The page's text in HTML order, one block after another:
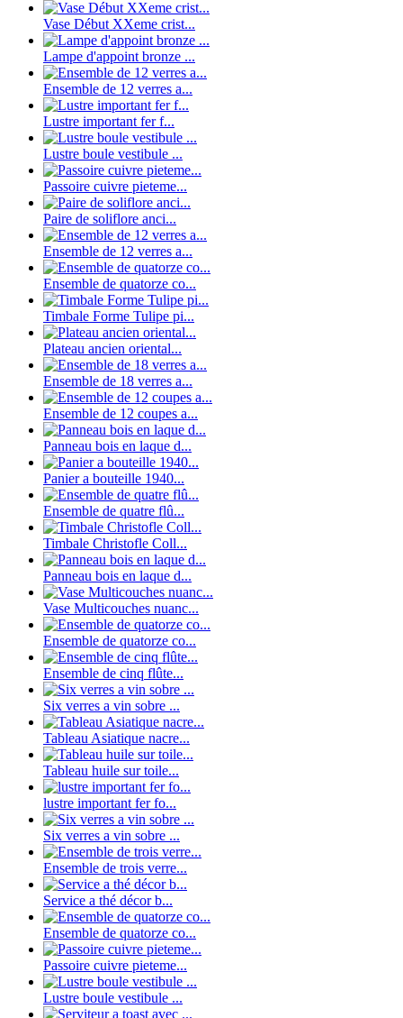
Vase Début XXeme crist...
Lampe d'appoint bronze ...
Ensemble de 12 verres a...
Lustre important fer f...
Lustre boule vestibule ...
Passoire cuivre pieteme...
Paire de soliflore anci...
Ensemble de 12 verres a...
Ensemble de quatorze co...
Timbale Forme Tulipe pi...
Plateau ancien oriental...
Ensemble de 18 verres a...
Ensemble de 12 coupes a...
Panneau bois en laque d...
Panier a bouteille 1940...
Ensemble de quatre flû...
Timbale Christofle Coll...
Panneau bois en laque d...
Vase Multicouches nuanc...
Ensemble de quatorze co...
Ensemble de cinq flûte...
Six verres a vin sobre ...
Tableau Asiatique nacre...
Tableau huile sur toile...
lustre important fer fo...
Six verres a vin sobre ...
Ensemble de trois verre...
Service a thé décor b...
Ensemble de quatorze co...
Passoire cuivre pieteme...
Lustre boule vestibule ...